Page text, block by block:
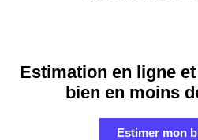
Estimation en ligne
bien en moins
Estimer mon